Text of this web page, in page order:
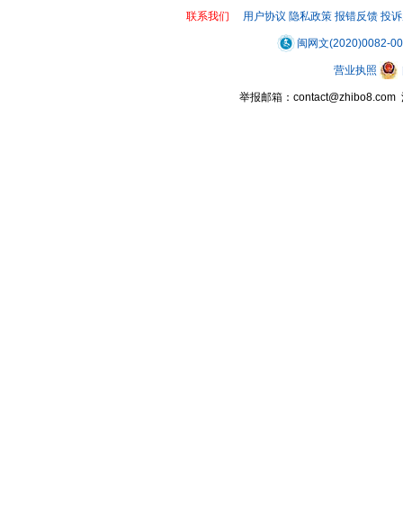
联系我们 用户协议 隐私政策 报错反馈 投
闽网文(2020)0082-
营业执照
举报邮箱：